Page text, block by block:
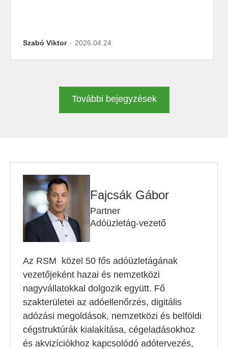
Szabó Viktor 2026.04.24
További bejegyzések
Fajcsák Gábor
Partner
Adóüzletág-vezető
Az RSM közel 50 fős adóüzletágának
vezetőjeként hazai és nemzetközi
nagyvállatokkal dolgozik együtt. Fő
szakterületei az adóellenőrzés, digitális
adózási megoldások, nemzetközi és belföldi
cégstruktúrák kialakítása, cégeladásokhoz
és akvizíciókhoz kapcsolódó adótervezés,